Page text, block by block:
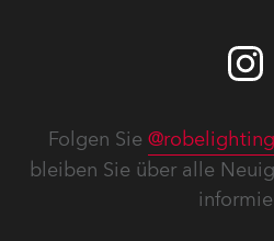
Folgen Sie @robelighting
bleiben Sie über alle